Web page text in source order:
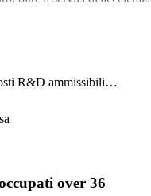
R&D ammissibili…
over 36